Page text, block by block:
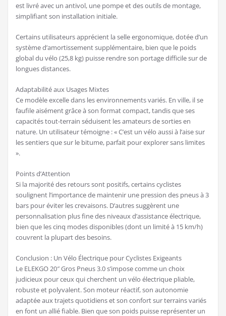
est livré avec un antivol, une pompe et des outils de montage,
simplifiant son installation initiale.
Certains utilisateurs apprécient la selle ergonomique, dotée d’un
système d’amortissement supplémentaire, bien que le poids
global du vélo (25,8 kg) puisse rendre son portage difficile sur de
longues distances.
Adaptabilité aux Usages Mixtes
Ce modèle excelle dans les environnements variés. En ville, il se
faufile aisément grâce à son format compact, tandis que ses
capacités tout-terrain séduisent les amateurs de sorties en
nature. Un utilisateur témoigne : « C’est un vélo aussi à l’aise sur
les sentiers que sur le bitume, parfait pour explorer sans limites
».
Points d’Attention
Si la majorité des retours sont positifs, certains cyclistes
soulignent l’importance de maintenir une pression des pneus à 3
bars pour éviter les crevaisons. D’autres suggèrent une
personnalisation plus fine des niveaux d’assistance électrique,
bien que les cinq modes disponibles (dont un limité à 15 km/h)
couvrent la plupart des besoins.
Conclusion : Un Vélo Électrique pour Cyclistes Exigeants
Le ELEKGO 20″ Gros Pneus 3.0 s’impose comme un choix
judicieux pour ceux qui cherchent un vélo électrique pliable,
robuste et polyvalent. Son moteur réactif, son autonomie
adaptée aux trajets quotidiens et son confort sur terrains variés
en font un allié fiable. Bien que son poids puisse représenter un